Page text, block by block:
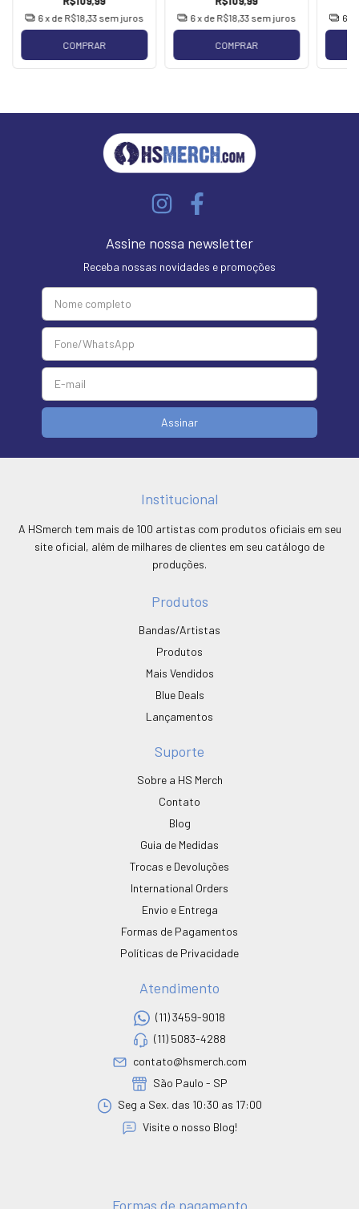
6x de R$18,33 sem juros
COMPRAR
6x de R$18,33 sem juros
COMPRAR
6
Assine nossa newsletter
Receba nossas novidades e promoções
Institucional
A HSmerch tem mais de 100 artistas com produtos oficiais em seu
site oficial, além de milhares de clientes em seu catálogo de
produções.
Produtos
Bandas/Artistas
Produtos
Mais Vendidos
Blue Deals
Lançamentos
Suporte
Sobre a HS Merch
Contato
Blog
Guia de Medidas
Trocas e Devoluções
International Orders
Envio e Entrega
Formas de Pagamentos
Políticas de Privacidade
Atendimento
(11) 3459-9018
(11) 5083-4288
contato@hsmerch.com
São Paulo - SP
Seg a Sex. das 10:30 as 17:00
Visite o nosso Blog!
Formas de pagamento